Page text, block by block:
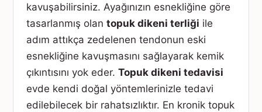
kavuşabilirsiniz. Ayağınızın esnekliğine göre
tasarlanmış olan topuk dikeni terliği ile
adım attıkça zedelenen tendonun eski
esnekliğine kavuşmasını sağlayarak kemik
çıkıntısını yok eder. Topuk dikeni tedavisi
evde kendi doğal yöntemlerinizle tedavi
edilebilecek bir rahatsızlıktır. En kronik topuk